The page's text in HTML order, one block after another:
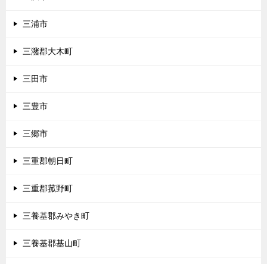
三浦市
三潴郡大木町
三田市
三豊市
三郷市
三重郡朝日町
三重郡菰野町
三養基郡みやき町
三養基郡基山町